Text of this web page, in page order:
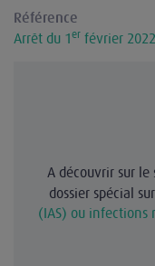
Référence
Arrêt du 1er février
A découvrir sur le
dossier spécial sur
(IAS) ou infections